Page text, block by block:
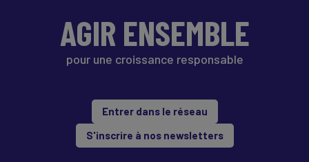
AGIR ENSEMBLE
pour une croissance responsable
Entrer dans le réseau
S'inscrire à nos newsletters